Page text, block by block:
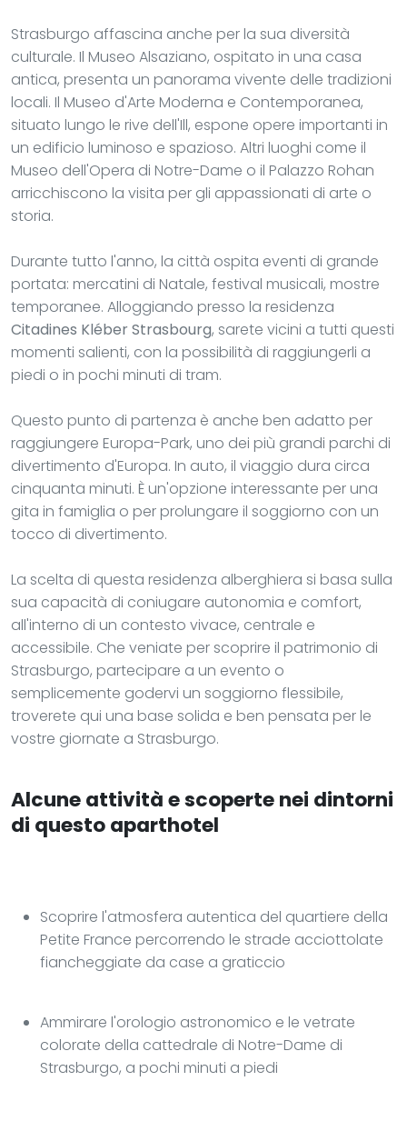
Strasburgo affascina anche per la sua diversità
culturale. Il Museo Alsaziano, ospitato in una casa
antica, presenta un panorama vivente delle tradizioni
locali. Il Museo d'Arte Moderna e Contemporanea,
situato lungo le rive dell'Ill, espone opere importanti in
un edificio luminoso e spazioso. Altri luoghi come il
Museo dell'Opera di Notre-Dame o il Palazzo Rohan
arricchiscono la visita per gli appassionati di arte o
storia.
Durante tutto l'anno, la città ospita eventi di grande
portata: mercatini di Natale, festival musicali, mostre
temporanee. Alloggiando presso la residenza
Citadines Kléber Strasbourg, sarete vicini a tutti questi
momenti salienti, con la possibilità di raggiungerli a
piedi o in pochi minuti di tram.
Questo punto di partenza è anche ben adatto per
raggiungere Europa-Park, uno dei più grandi parchi di
divertimento d'Europa. In auto, il viaggio dura circa
cinquanta minuti. È un'opzione interessante per una
gita in famiglia o per prolungare il soggiorno con un
tocco di divertimento.
La scelta di questa residenza alberghiera si basa sulla
sua capacità di coniugare autonomia e comfort,
all'interno di un contesto vivace, centrale e
accessibile. Che veniate per scoprire il patrimonio di
Strasburgo, partecipare a un evento o
semplicemente godervi un soggiorno flessibile,
troverete qui una base solida e ben pensata per le
vostre giornate a Strasburgo.
Alcune attività e scoperte nei dintorni
di questo aparthotel
Scoprire l'atmosfera autentica del quartiere della
Petite France percorrendo le strade acciottolate
fiancheggiate da case a graticcio
Ammirare l'orologio astronomico e le vetrate
colorate della cattedrale di Notre-Dame di
Strasburgo, a pochi minuti a piedi